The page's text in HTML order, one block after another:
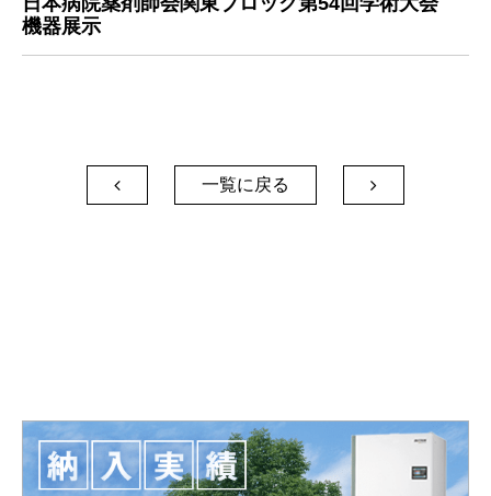
機器展示
 一覧に戻る 